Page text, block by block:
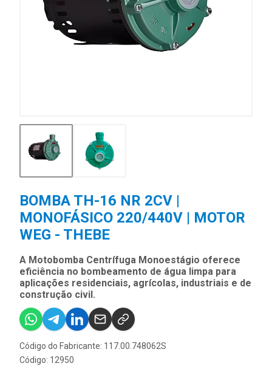
BOMBA TH-16 NR 2CV |
MONOFÁSICO 220/440V | MOTOR
WEG - THEBE
A Motobomba Centrífuga Monoestágio oferece
eficiência no bombeamento de água limpa para
aplicações residenciais, agrícolas, industriais e de
construção civil.
Código do Fabricante: 117.00.748062S
Código: 12950